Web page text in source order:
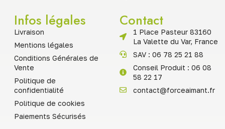
Infos légales
Livraison
Mentions légales
Conditions Générales de
Vente
Politique de
confidentialité
Politique de cookies
Paiements Sécurisés
Contact
1 Place Pasteur 83160
La Valette du Var, France
SAV : 06 78 25 21 88
Conseil Produit : 06 08
58 22 17
contact@forceaimant.fr